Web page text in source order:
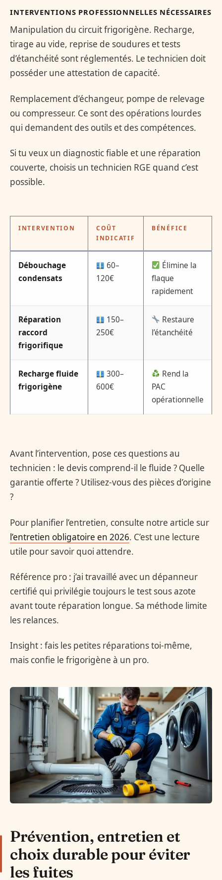
INTERVENTIONS PROFESSIONNELLES NÉCESSAIRES
Manipulation du circuit frigorigène. Recharge,
tirage au vide, reprise de soudures et tests
d’étanchéité sont réglementés. Le technicien doit
posséder une attestation de capacité.
Remplacement d’échangeur, pompe de relevage
ou compresseur. Ce sont des opérations lourdes
qui demandent des outils et des compétences.
Si tu veux un diagnostic fiable et une réparation
couverte, choisis un technicien RGE quand c’est
possible.
INTERVENTION
COÛT
INDICATIF
BÉNÉFICE
Débouchage
condensats
60–
120€
Élimine la
flaque
rapidement
Réparation
raccord
frigorifique
150–
250€
Restaure
l’étanchéité
Recharge fluide
frigorigène
300–
600€
Rend la
PAC
opérationnelle
Avant l’intervention, pose ces questions au
technicien : le devis comprend-il le fluide ? Quelle
garantie offerte ? Utilisez-vous des pièces d’origine
?
Pour planifier l’entretien, consulte notre article sur
l’entretien obligatoire en 2026. C’est une lecture
utile pour savoir quoi attendre.
Référence pro : j’ai travaillé avec un dépanneur
certifié qui privilégie toujours le test sous azote
avant toute réparation longue. Sa méthode limite
les relances.
Insight : fais les petites réparations toi-même,
mais confie le frigorigène à un pro.
Prévention, entretien et
choix durable pour éviter
les fuites